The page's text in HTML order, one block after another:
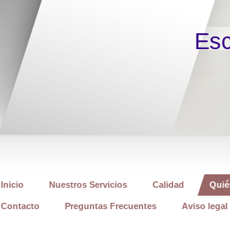
Inicio Nuestros Servicios Calidad
Contacto Preguntas Frecuentes Aviso legal